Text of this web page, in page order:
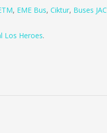
, EME Bus, Ciktur, Buses JAC
Los Heroes.